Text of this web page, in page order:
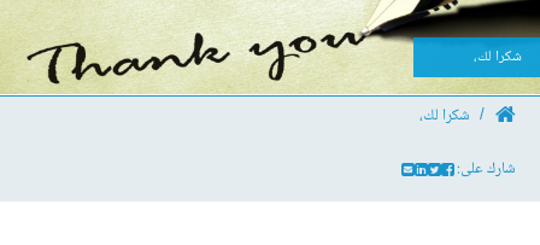
شكرا لك،
شكرا لك،
شارك على: